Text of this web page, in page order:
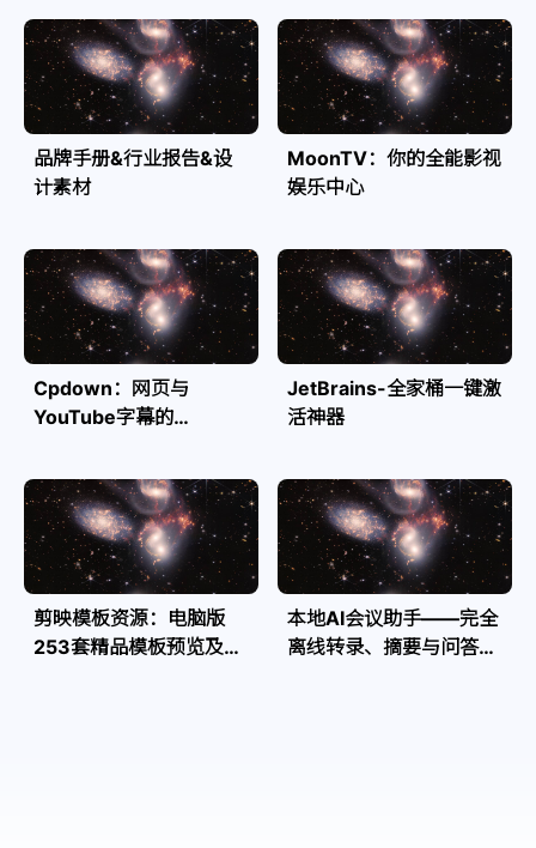
品牌手册&行业报告&设
计素材
MoonTV：你的全能影视
娱乐中心
Cpdown：网页与
YouTube字幕的
JetBrains-全家桶一键激
活神器
剪映模板资源：电脑版
253套精品模板预览及源
本地AI会议助手——完全
离线转录、摘要与问答，